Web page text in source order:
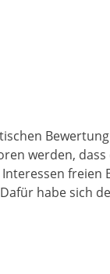
werden,
freien
habe sich